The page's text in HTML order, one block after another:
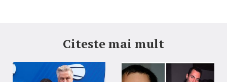
Citeste mai mult